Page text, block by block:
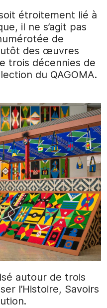
étroitement lié à
il ne s’agit pas
de
des œuvres
trois décennies de
du QAGOMA.
autour de trois
l’Histoire, Savoirs